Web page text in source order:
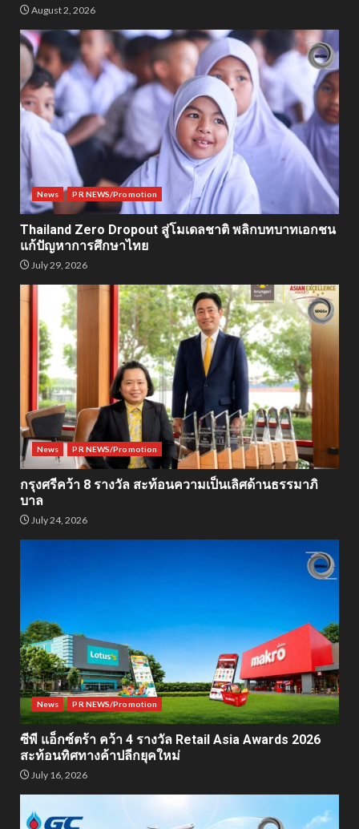
August 2, 2026
News PR NEWS/Promotion
Thailand Zero Dropout สู่โมเดลชาติ พลิกบทบาทเอกชน
แก้ปัญหาการศึกษาไทย
July 29, 2026
News PR NEWS/Promotion
กรุงศรีคว้า 8 รางวัล สะท้อนความเป็นเลิศด้านธรรมาภิ
บาล
July 24, 2026
News PR NEWS/Promotion
ซีพี แอ็กซ์ตร้า คว้า 4 รางวัล Retail Asia Awards 2026
สะท้อนทิศทางค้าปลีกยุคใหม่
July 16, 2026